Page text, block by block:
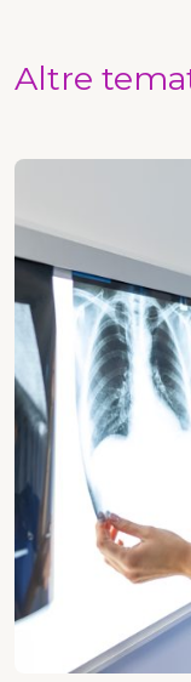
Altre
Radiologia e